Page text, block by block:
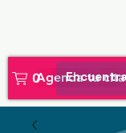
Agenda tu cita
0